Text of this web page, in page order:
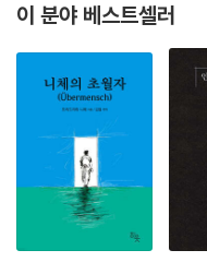
하이데거가 수행했던 것 같은
두자면, 사랑의 경험에서 느
적 허상, 하늘이나 신에게서
가장 자연스럽고 내재적인 체
우리에게 일종의 초월성으로
기 중심주의를 벗어나게끔 하
서, 나의 감각적 주체성에 가
리는 분명히 이 타자의 초월
느 형이상학적 초월성과 달리
보학을 좇아 현대의 사랑을 이
게 곁들여 분석적, 역사적, 현
을 설득력 있게 강조한다.
연애결혼의 승리는 우리가 앞
미를 부여하는 전에 없던 생
방된 근대적 개인의 탄생을
지 다소간 은폐되었던 차원들
은 사람들에게 우정과 사랑,
이 분야 베스트셀러